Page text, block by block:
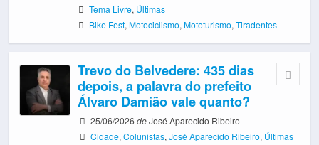
Tema Livre, Últimas
Bike Fest, Motociclismo, Mototurismo,Tiradentes
Trevo do Belvedere: 435 dias
depois, a palavra do prefeito
Álvaro Damião vale quanto?
25/06/2026deJosé Aparecido Ribeiro
Cidade,Colunistas,José Aparecido Ribeiro, Últimas